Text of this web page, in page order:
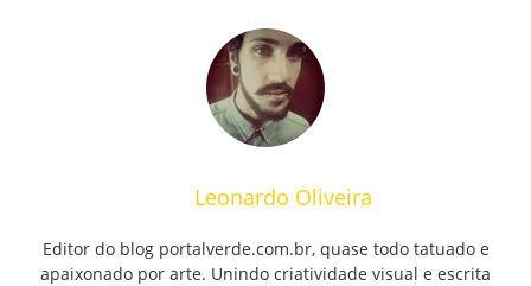
Leonardo Oliveira
Editor do blog portalverde.com.br, quase todo tatuado e
apaixonado por arte. Unindo criatividade visual e escrita